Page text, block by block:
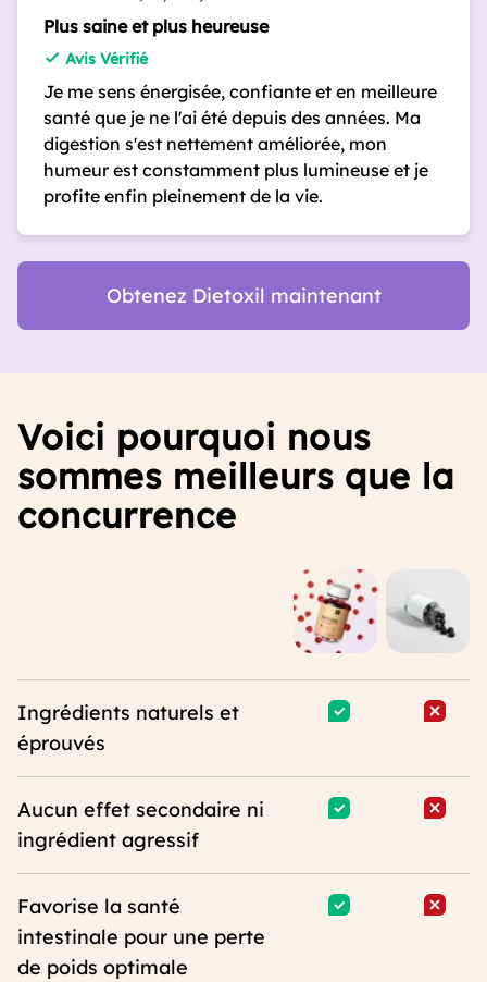
Plus saine et plus heureuse
Avis Vérifié
Je me sens énergisée, confiante et en meilleure
santé que je ne l'ai été depuis des années. Ma
digestion s'est nettement améliorée, mon
humeur est constamment plus lumineuse et je
profite enfin pleinement de la vie.
Obtenez Dietoxil maintenant
Voici pourquoi nous
sommes meilleurs que la
concurrence
Ingrédients naturels et
éprouvés
Aucun effet secondaire ni
ingrédient agressif
Favorise la santé
intestinale pour une perte
de poids optimale